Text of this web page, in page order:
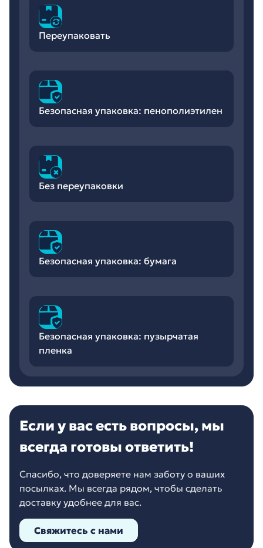
Переупаковать
Безопасная упаковка: пенополиэтилен
Без переупаковки
Безопасная упаковка: бумага
Безопасная упаковка: пузырчатая
пленка
Если у вас есть вопросы, мы
всегда готовы ответить!
Спасибо, что доверяете нам заботу о ваших
посылках. Мы всегда рядом, чтобы сделать
доставку удобнее для вас.
Свяжитесь с нами